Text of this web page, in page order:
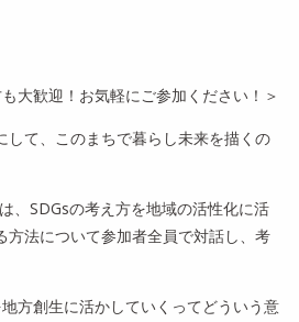
大歓迎！お気軽にご参加ください！＞
して、このまちで暮らし未来を描くの
、SDGsの考え方を地域の活性化に活
方法について参加者全員で対話し、考
方創生に活かしていくってどういう意